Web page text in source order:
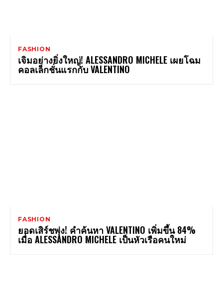
FASHION
เจิมอย่างยิ่งใหญ่! ALESSANDRO MICHELE เผยโฉม
คอลเล็กชั่นแรกกับ VALENTINO
FASHION
ยอดเสิร์ชพุ่ง! คำค้นหา VALENTINO เพิ่มขึ้น 84%
เมื่อ ALESSANDRO MICHELE เป็นหัวเรือคนใหม่